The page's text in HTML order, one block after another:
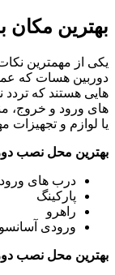
بهترین
یکی از مهمترین
دوربین هسات که
هایی هستند که
های ورود و خروج،
یا لوازم و تجهیزات
بهترین محل نصب
درب های
پارکینگ
راهرو
ورودی
بهترین محل نصب